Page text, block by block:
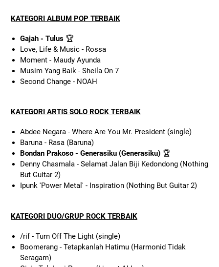
KATEGORI ALBUM POP TERBAIK
Gajah - Tulus🏆
Love, Life & Music - Rossa
Moment - Maudy Ayunda
Musim Yang Baik - Sheila On 7
Second Change - NOAH
KATEGORI ARTIS SOLO ROCK TERBAIK
Abdee Negara - Where Are You Mr. President (single)
Baruna - Rasa (Baruna)
Bondan Prakoso - Generasiku (Generasiku)🏆
Denny Chasmala - Selamat Jalan Biji Kedondong (Nothing
But Guitar 2)
Ipunk 'Power Metal' - Inspiration (Nothing But Guitar 2)
KATEGORI DUO/GRUP ROCK TERBAIK
/rif - Turn Off The Light (single)
Boomerang - Tetapkanlah Hatimu (Harmonid Tidak
Seragam)